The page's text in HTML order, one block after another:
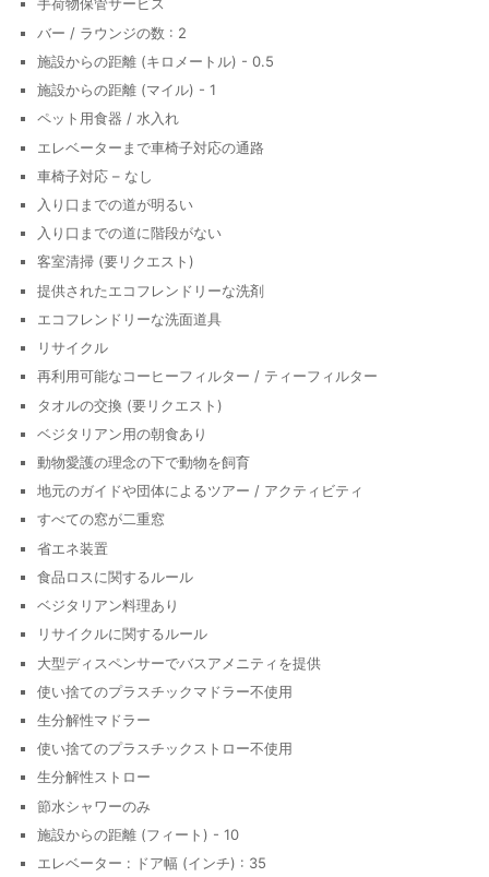
手荷物保管サービス
バー / ラウンジの数 : 2
施設からの距離 (キロメートル) - 0.5
施設からの距離 (マイル) - 1
ペット用食器 / 水入れ
エレベーターまで車椅子対応の通路
車椅子対応 – なし
入り口までの道が明るい
入り口までの道に階段がない
客室清掃 (要リクエスト)
提供されたエコフレンドリーな洗剤
エコフレンドリーな洗面道具
リサイクル
再利用可能なコーヒーフィルター / ティーフィルター
タオルの交換 (要リクエスト)
ベジタリアン用の朝食あり
動物愛護の理念の下で動物を飼育
地元のガイドや団体によるツアー / アクティビティ
すべての窓が二重窓
省エネ装置
食品ロスに関するルール
ベジタリアン料理あり
リサイクルに関するルール
大型ディスペンサーでバスアメニティを提供
使い捨てのプラスチックマドラー不使用
生分解性マドラー
使い捨てのプラスチックストロー不使用
生分解性ストロー
節水シャワーのみ
施設からの距離 (フィート) - 10
エレベーター : ドア幅 (インチ) : 35